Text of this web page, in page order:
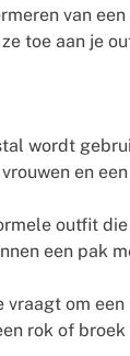
van
toe aan je
wordt
en
outfit
een pak
om
rok of